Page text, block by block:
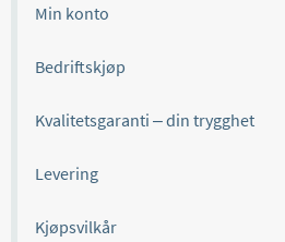
Min konto
Bedriftskjøp
Kvalitetsgaranti – din trygghet
Levering
Kjøpsvilkår